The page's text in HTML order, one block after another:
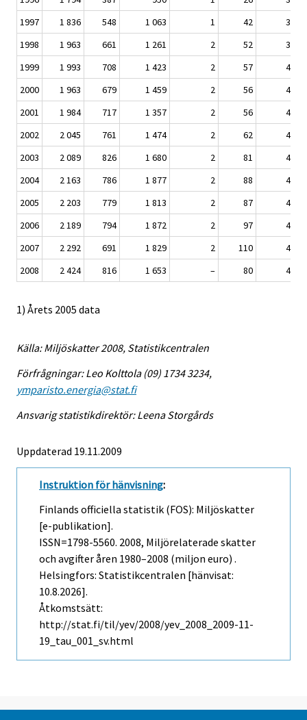
1997
1 836 548 1 063 1 42
3 490
1998
1 963 661 1 261 2 52
3 938
1999
1 993 708 1 423 2 57
4 183
2000
1 963 679 1 459 2 56
4 159
2001
1 984 717 1 357 2 56
4 116
2002
2 045 761 1 474 2 62
4 344
2003
2 089 826 1 680 2 81
4 678
2004
2 163 786 1 877 2 88
4 916
2005
2 203 779 1 813 2 87
4 884
2006
2 189 794 1 872 2 97
4 954
2007
2 292 691 1 829 2 110
4 924
2008
2 424 816 1 653 – 80 4 973
1) Årets 2005 data
Källa: Miljöskatter 2008, Statistikcentralen
Förfrågningar: Leo Kolttola (09) 1734 3234,
ymparisto.energia@stat.fi
Ansvarig statistikdirektör: Leena Storgårds
Uppdaterad 19.11.2009
Instruktion för hänvisning:
Finlands officiella statistik (FOS): Miljöskatter
[e-publikation].
ISSN=1798-5560. 2008, Miljörelaterade skatter
och avgifter åren 1980–2008 (miljon euro) .
Helsingfors: Statistikcentralen [hänvisat:
10.8.2026].
Åtkomstsätt:
http://stat.fi/til/yev/2008/yev_2008_2009-11-
19_tau_001_sv.html